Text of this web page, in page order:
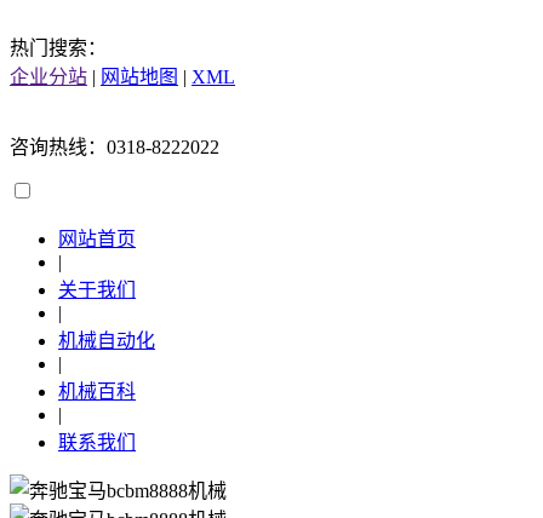
热门搜索：
企业分站 | 网站地图 | XML
咨询热线：0318-8222022
网站首页
|
关于我们
|
机械自动化
|
机械百科
|
联系我们